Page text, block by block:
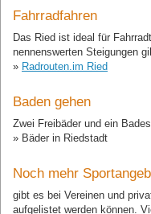
Fahrradfahren
Das Ried ist ideal für
nennenswerten Steigungen
» Radrouten.im Ried
Baden gehen
Zwei Freibäder und ein
» Bäder in Riedstadt
Noch mehr
gibt es bei Vereinen und
aufgelistet werden können.